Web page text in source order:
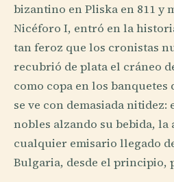
bizantino en Pliska en 811 y
Nicéforo I, entró en la
tan feroz que los cronistas
recubrió de plata el cráneo
como copa en los banquetes
se ve con demasiada
nobles alzando su bebida, la
cualquier emisario llegado
Bulgaria, desde el principio,